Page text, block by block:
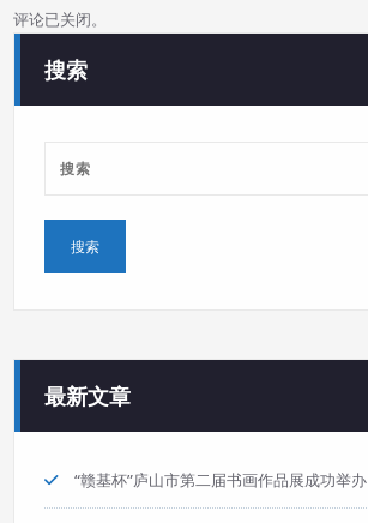
评论已关闭。
搜索
最新文章
“赣基杯”庐山市第二届书画作品展成功举办